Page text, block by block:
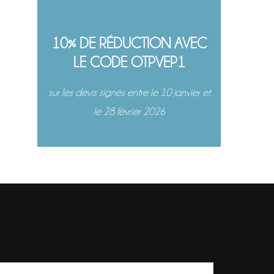
10% DE RÉDUCTION AVEC
LE CODE OTPVEP1
sur les devis signés entre le 10 janvier et
le 28 février 2026